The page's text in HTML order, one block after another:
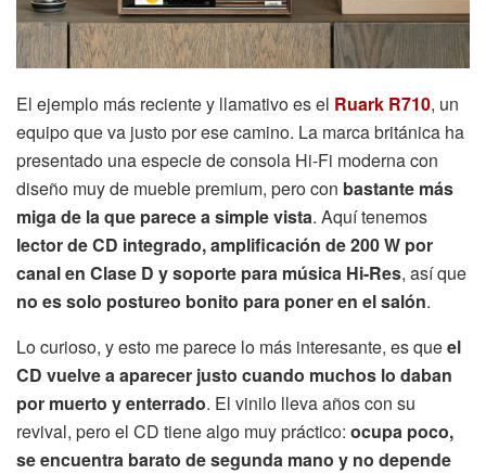
El ejemplo más reciente y llamativo es el Ruark R710, un
equipo que va justo por ese camino. La marca británica ha
presentado una especie de consola Hi-Fi moderna con
diseño muy de mueble premium, pero con bastante más
miga de la que parece a simple vista. Aquí tenemos
lector de CD integrado, amplificación de 200 W por
canal en Clase D y soporte para música Hi-Res, así que
no es solo postureo bonito para poner en el salón.
Lo curioso, y esto me parece lo más interesante, es queel
CD vuelve a aparecer justo cuando muchos lo daban
por muerto y enterrado. El vinilo lleva años con su
revival, pero el CD tiene algo muy práctico: ocupa poco,
se encuentra barato de segunda mano y no depende